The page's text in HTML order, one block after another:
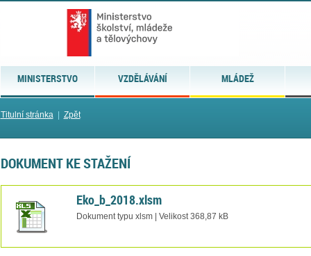
MINISTERSTVO VZDĚLÁVÁNÍ MLÁDEŽ
Titulní stránka| Zpět
DOKUMENT KE STAŽENÍ
Eko_b_2018.xlsm
Dokument typu xlsm | Velikost 368,87 kB